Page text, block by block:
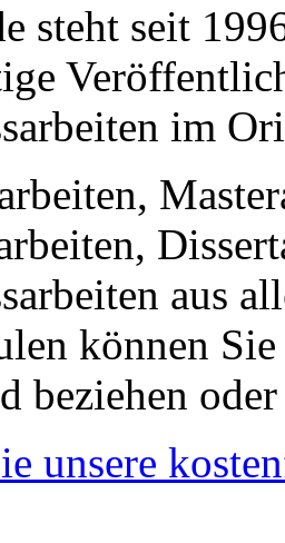
steht seit
im
aus
können
beziehen
unsere